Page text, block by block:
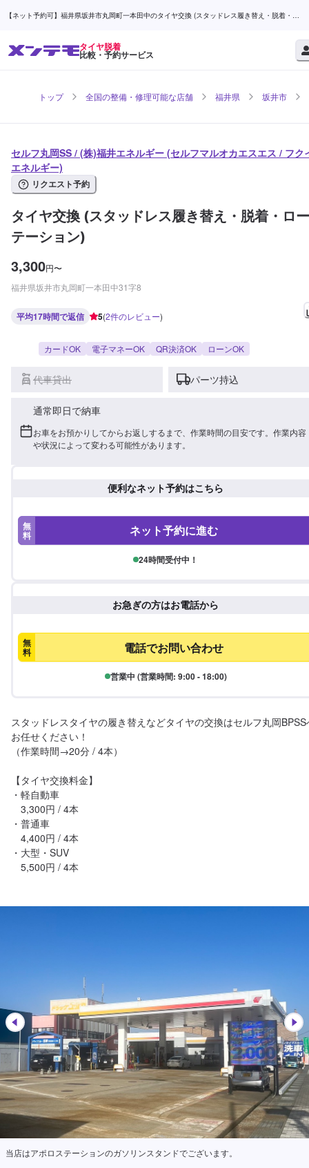
【ネット予約可】福井県坂井市丸岡町一本田中のタイヤ交換 (スタッドレス履き替え・脱着・ロ
タイヤ脱着
比較・予約サービス
トップ 全国の整備・修理可能な店舗 福井県 坂井市
セルフ丸岡SS / (株)福井エネルギー (セルフマルオカエスエス / フク
エネルギー)
リクエスト予約
タイヤ交換 (スタッドレス履き替え・脱着・ロー
テーション)
3,300円〜
福井県坂井市丸岡町一本田中31字8
平均17時間で返信 5(2件のレビュー)
カードOK 電子マネーOK QR決済OK ローンOK
代車貸出 パーツ持込
通常即日で納車
お車をお預かりしてからお返しするまで、作業時間の目安です。作業内容
や状況によって変わる可能性があります。
便利なネット予約はこちら
無
料 ネット予約に進む
24時間受付中！
お急ぎの方はお電話から
無
料 電話でお問い合わせ
営業中 (営業時間: 9:00 - 18:00)
スタッドレスタイヤの履き替えなどタイヤの交換はセルフ丸岡BPSS
お任せください！
（作業時間→20分 / 4本）
【タイヤ交換料金】
・軽自動車
3,300円 / 4本
・普通車
4,400円 / 4本
・大型・SUV
5,500円 / 4本
当店はアポロステーションのガソリンスタンドでございます。